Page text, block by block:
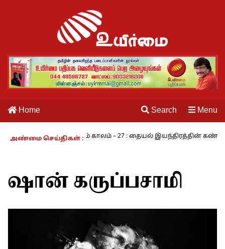
Home Search · Menu
அண்மை செய்திகள் :
நாம் வாழும் காலம் – 27 : தையல் இயந்திரத்தின்
ஷான் கருப்பசாமி